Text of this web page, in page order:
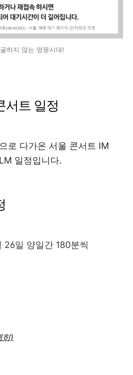
하지 않는 영웅시대!
서트 일정
로 다가온 서울 콘서트 IM
일정입니다.
일 양일간 180분씩
히)